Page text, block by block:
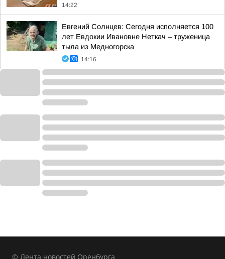
14:22
Евгений Солнцев: Сегодня исполняется 100
лет Евдокии Ивановне Неткач – труженица
тыла из Медногорска
14:16
© Лента новостей Оренбурга